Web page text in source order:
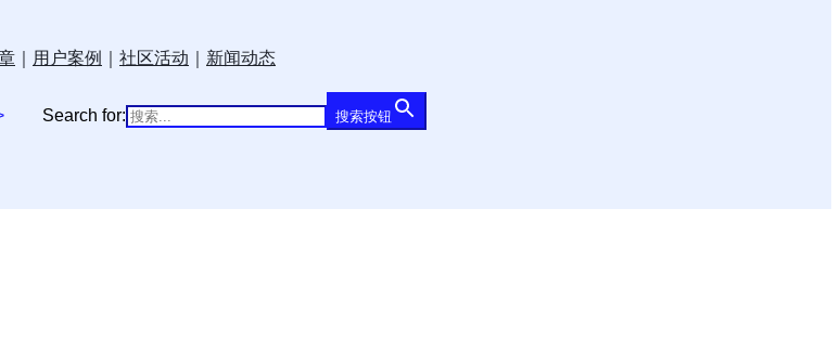
用户案例 社区活动 新闻动态
Search for: 搜索按钮